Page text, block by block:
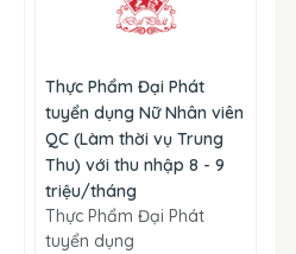
Thực Phẩm Đại Phát
tuyển dụng Nữ Nhân viên
QC (Làm thời vụ Trung
Thu) với thu nhập 8 - 9
triệu/tháng
Thực Phẩm Đại Phát
tuyển dụng